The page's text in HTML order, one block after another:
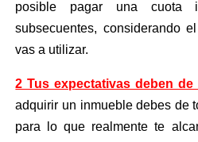
posible pagar una cuota
subsecuentes, considerando
vas a utilizar.
2 Tus expectativas deben de
adquirir un inmueble debes de
para lo que realmente te